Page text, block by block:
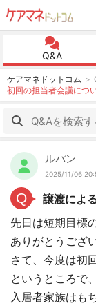
Q&A
ケアマネドットコム
初回の担当者会議につ
ルパン
2025/11/06
Q
譲渡によ
先日は短期目標
ありがとうござ
さて、今度は初
というところで
入居者家族はも